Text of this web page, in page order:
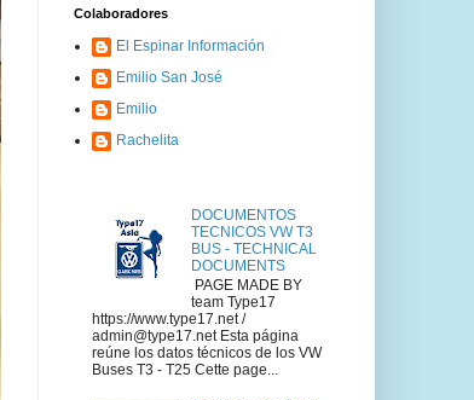
Colaboradores
El Espinar Información
Emilio San José
Emilio
Rachelita
DOCUMENTOS
TECNICOS VW T3
BUS - TECHNICAL
DOCUMENTS
PAGE MADE BY
team Type17
https://www.type17.net /
admin@type17.net Esta página
reúne los datos técnicos de los VW
Buses T3 - T25 Cette page...